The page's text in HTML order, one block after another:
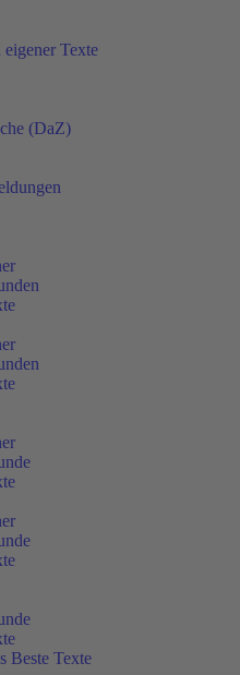
eigener Texte
(DaZ)
Beste Texte